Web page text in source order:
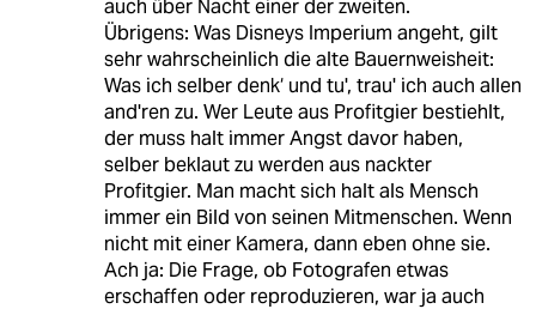
auch über Nacht einer der zweiten.
Übrigens: Was Disneys Imperium angeht, gilt
sehr wahrscheinlich die alte Bauernweisheit:
Was ich selber denk‘ und tu', trau' ich auch allen
and'ren zu. Wer Leute aus Profitgier bestiehlt,
der muss halt immer Angst davor haben,
selber beklaut zu werden aus nackter
Profitgier. Man macht sich halt als Mensch
immer ein Bild von seinen Mitmenschen. Wenn
nicht mit einer Kamera, dann eben ohne sie.
Ach ja: Die Frage, ob Fotografen etwas
erschaffen oder reproduzieren, war ja auch